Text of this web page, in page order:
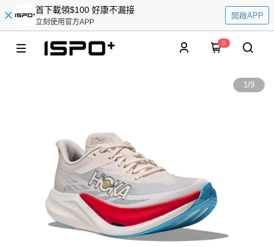
首下載領$100 好康不漏接
立刻使用官方APP
開啟APP
0
1/9